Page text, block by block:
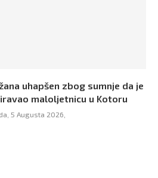
uhapšen zbog sumnje da je
maloljetnicu u Kotoru
5 Augusta 2026,